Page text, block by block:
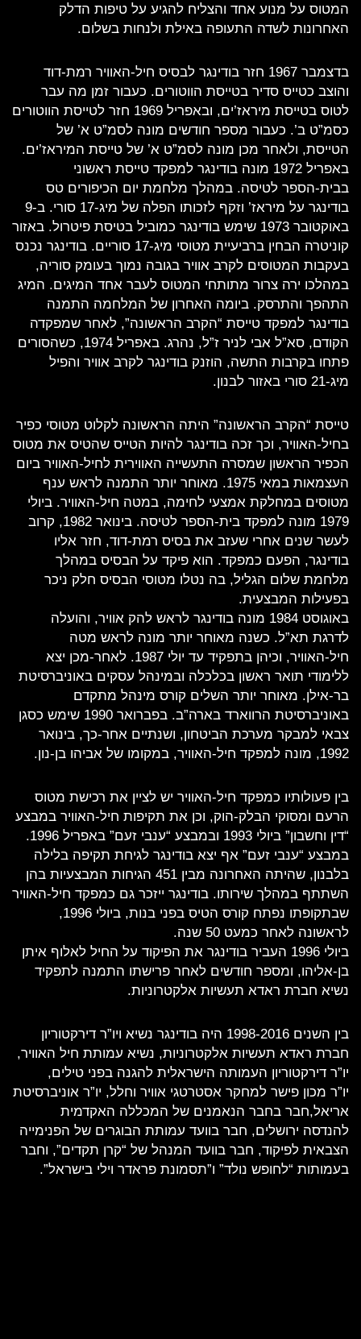
המטוס על מנוע אחד והצליח להגיע על טיפות הדלק
האחרונות לשדה התעופה באילת ולנחות בשלום.
בדצמבר 1967 חזר בודינגר לבסיס חיל-האוויר רמת-דוד
והוצב כטייס סדיר בטייסת הווטורים. כעבור זמן מה עבר
לטוס בטייסת מיראז’ים, ובאפריל 1969 חזר לטייסת הווטורים
כסמ”ט ב’. כעבור מספר חודשים מונה לסמ”ט א’ של
הטייסת, ולאחר מכן מונה לסמ”ט א’ של טייסת המיראז’ים.
באפריל 1972 מונה בודינגר למפקד טייסת ראשוני
בבית-הספר לטיסה. במהלך מלחמת יום הכיפורים טס
בודינגר על מיראז’ וזקף לזכותו הפלה של מיג-17 סורי. ב-9
באוקטובר 1973 שימש בודינגר כמוביל בטיסת פיטרול. באזור
קוניטרה הבחין ברביעיית מטוסי מיג-17 סוריים. בודינגר נכנס
בעקבות המטוסים לקרב אוויר בגובה נמוך בעומק סוריה,
במהלכו ירה צרור מתותחי המטוס לעבר אחד המיגים. המיג
התהפך והתרסק. ביומה האחרון של המלחמה התמנה
בודינגר למפקד טייסת “הקרב הראשונה”, לאחר שמפקדה
הקודם, סא”ל אבי לניר ז”ל, נהרג. באפריל 1974, כשהסורים
פתחו בקרבות התשה, הוזנק בודינגר לקרב אוויר והפיל
מיג-21 סורי באזור לבנון.
טייסת “הקרב הראשונה” היתה הראשונה לקלוט מטוסי כפיר
בחיל-האוויר, וכך זכה בודינגר להיות הטייס שהטיס את מטוס
הכפיר הראשון שמסרה התעשייה האווירית לחיל-האוויר ביום
העצמאות במאי 1975. מאוחר יותר התמנה לראש ענף
מטוסים במחלקת אמצעי לחימה, במטה חיל-האוויר. ביולי
1979 מונה למפקד בית-הספר לטיסה. בינואר 1982, קרוב
לעשר שנים אחרי שעזב את בסיס רמת-דוד, חזר אליו
בודינגר, הפעם כמפקד. הוא פיקד על הבסיס במהלך
מלחמת שלום הגליל, בה נטלו מטוסי הבסיס חלק ניכר
בפעילות המבצעית.
באוגוסט 1984 מונה בודינגר לראש להק אוויר, והועלה
לדרגת תא”ל. כשנה מאוחר יותר מונה לראש מטה
חיל-האוויר, וכיהן בתפקיד עד יולי 1987. לאחר-מכן יצא
ללימודי תואר ראשון בכלכלה ובמינהל עסקים באוניברסיטת
בר-אילן. מאוחר יותר השלים קורס מינהל מתקדם
באוניברסיטת הרווארד בארה”ב. בפברואר 1990 שימש כסגן
צבאי למבקר מערכת הביטחון, ושנתיים אחר-כך, בינואר
1992, מונה למפקד חיל-האוויר, במקומו של אביהו בן-נון.
בין פעולותיו כמפקד חיל-האוויר יש לציין את רכישת מטוס
הרעם ומסוקי הבלק-הוק, וכן את תקיפות חיל-האוויר במבצע
“דין וחשבון” ביולי 1993 ובמבצע “ענבי זעם” באפריל 1996.
במבצע “ענבי זעם” אף יצא בודינגר לגיחת תקיפה בלילה
בלבנון, שהיתה האחרונה מבין 451 הגיחות המבצעיות בהן
השתתף במהלך שירותו. בודינגר ייזכר גם כמפקד חיל-האוויר
שבתקופתו נפתח קורס הטיס בפני בנות, ביולי 1996,
לראשונה לאחר כמעט 50 שנה.
ביולי 1996 העביר בודינגר את הפיקוד על החיל לאלוף איתן
בן-אליהו, ומספר חודשים לאחר פרישתו התמנה לתפקיד
נשיא חברת ראדא תעשיות אלקטרוניות.
בין השנים 1998-2016 היה בודינגר נשיא ויו”ר דירקטוריון
חברת ראדא תעשיות אלקטרוניות, נשיא עמותת חיל האוויר,
יו”ר דירקטוריון העמותה הישראלית להגנה בפני טילים,
יו”ר מכון פישר למחקר אסטרטגי אוויר וחלל, יו”ר אוניברסיטת
אריאל,חבר בחבר הנאמנים של המכללה האקדמית
להנדסה ירושלים, חבר בוועד עמותת הבוגרים של הפנימייה
הצבאית לפיקוד, חבר בוועד המנהל של “קרן תקדים”, וחבר
בעמותות “לחופש נולד” ו”תסמונת פראדר וילי בישראל”.